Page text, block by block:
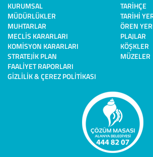
KURUMSAL
MÜDÜRLÜKLER
MUHTARLAR
MECLIS KARARLARI
KOMISYON KARARLARI
STRATEJIK PLAN
FAALIYET RAPORLARI
GIZLILIK & ÇEREZ POLITIKASI
TARIHÇE
TARIHI
ÖREN
PLAJLAR
KÖŞKLER
MÜZELER